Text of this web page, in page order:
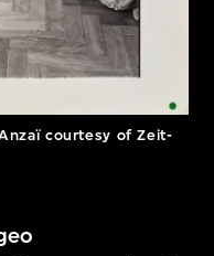
courtesy of Zeit-
十一世纪视觉